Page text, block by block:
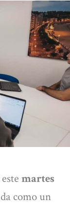
martes
como un